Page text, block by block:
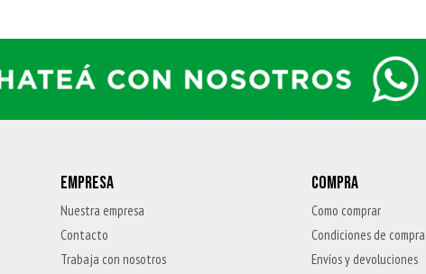
EMPRESA
Nuestra empresa
Contacto
Trabaja con nosotros
COMPRA
Como comprar
Condiciones de compra
Envíos y devoluciones